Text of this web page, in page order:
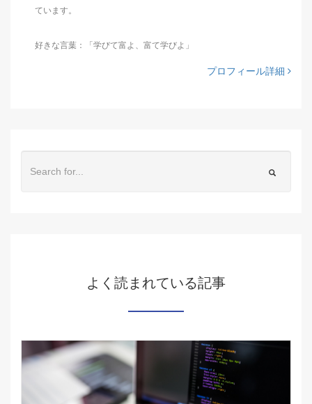
ています。
好きな言葉：「学びて富よ、富て学びよ」
プロフィール詳細
よく読まれている記事